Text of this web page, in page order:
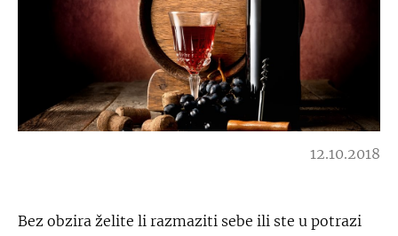
12.10.2018
Bez obzira želite li razmaziti sebe ili ste u potrazi